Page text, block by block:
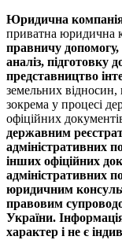
Юридична
приватна юридична
правничу допомогу,
аналіз, підготовку
представництво
земельних відносин,
зокрема у процесі
офіційних
державним
адміністративних
інших офіційних
адміністративних
юридичним
правовим
України.
характер і не є